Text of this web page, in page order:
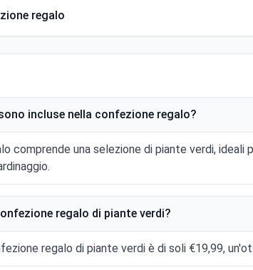
regalo
incluse nella confezione regalo?
comprende una selezione di piante verdi,
regalo di piante verdi?
regalo di piante verdi è di soli €19,99,